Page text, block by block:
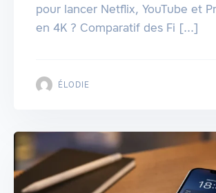
pour lancer Netflix, YouTube et
en 4K ? Comparatif des Fi [...]
ÉLODIE